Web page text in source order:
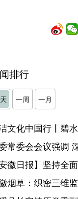
排行
一周 一月
文化中国行丨碧
安徽日报】坚持全
烟草：织密三维